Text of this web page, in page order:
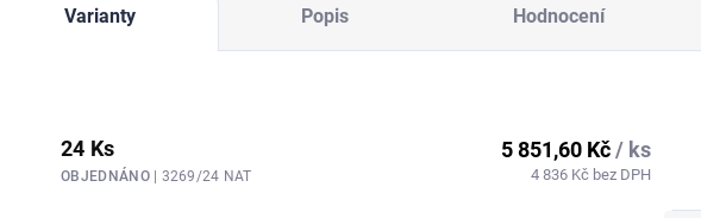
Varianty Popis Hodnocení
24 Ks
OBJEDNÁNO | 3269/24 NAT
5 851,60 Kč/ ks
4 836 Kč bez DPH